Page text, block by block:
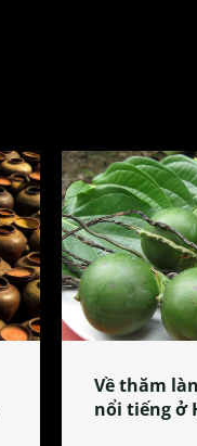
Về thăm
nổi tiếng ở